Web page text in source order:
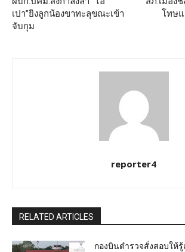
เปา”ยิงลูกน้องขาทะลุขณะเข้า
จับกุม
โทษ
reporter4
RELATED ARTICLES
กองบินตำรวจสั่งสอบให้